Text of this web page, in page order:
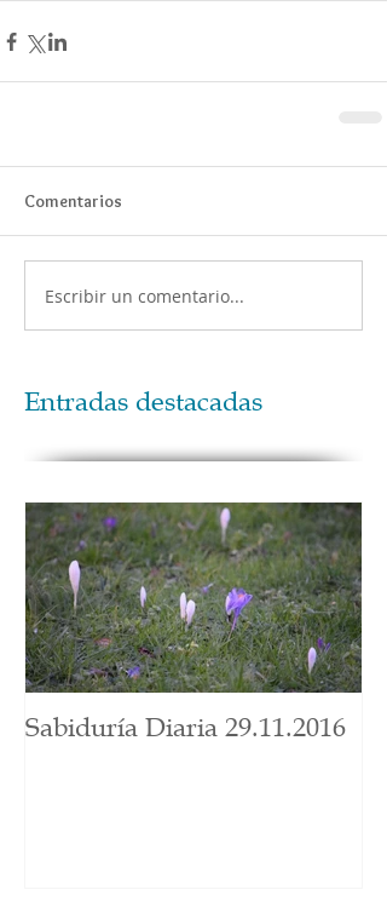
Comentarios
Escribir un comentario...
Entradas destacadas
Sabiduría Diaria 29.11.2016